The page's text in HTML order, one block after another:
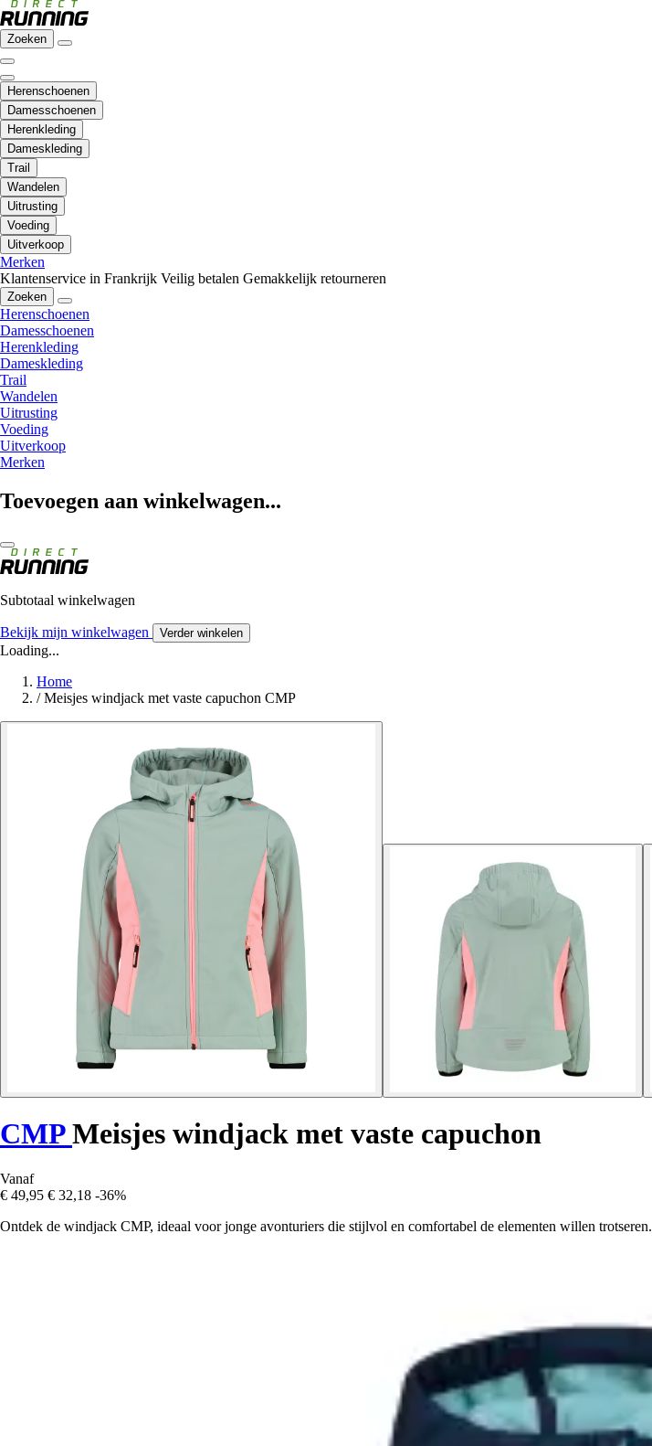
Zoeken
Herenschoenen
Damesschoenen
Herenkleding
Dameskleding
Trail
Wandelen
Uitrusting
Voeding
Uitverkoop
Merken
Klantenservice in Frankrijk Veilig betalen Gemakkelijk retourneren
Zoeken
Herenschoenen
Damesschoenen
Herenkleding
Dameskleding
Trail
Wandelen
Uitrusting
Voeding
Uitverkoop
Merken
Toevoegen aan winkelwagen...
Subtotaal winkelwagen
Bekijk mijn winkelwagen Verder winkelen
Loading...
Home
/ Meisjes windjack met vaste capuchon CMP
CMPMeisjes windjack met vaste capuchon
Vanaf
€ 49,95 € 32,18 -36%
Ontdek de windjack CMP, ideaal voor jonge avonturiers die stijlvol en comfortabel de elementen willen trotseren.